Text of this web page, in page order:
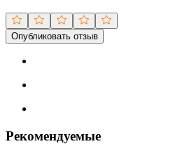
Опубликовать отзыв
Рекомендуемые